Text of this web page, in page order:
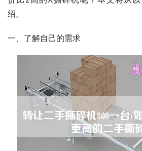
绍。
一、了解自己的需求